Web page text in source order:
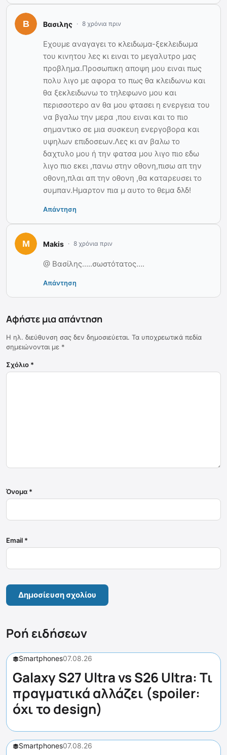
Βασιλης 8 χρόνια πριν
Εχουμε αναγαγει το κλειδωμα-ξεκλειδωμα
του κινητου λες κι ειναι το μεγαλυτρο μας
προβλημα.Προσωπικη αποψη μου ειναι πως
πολυ λιγο με αφορα το πως θα κλειδωνω και
θα ξεκλειδωνω το τηλεφωνο μου και
περισσοτερο αν θα μου φτασει η ενεργεια του
να βγαλω την μερα ,που ειναι και το πιο
σημαντικο σε μια συσκευη ενεργοβορα και
υψηλων επιδοσεων.Λες κι αν βαλω το
δαχτυλο μου ή την φατσα μου λιγο πιο εδω
λιγο πιο εκει ,πανω στην οθονη,πισω απ την
οθονη,πλαι απ την οθονη ,θα καταρευσει το
συμπαν.Ημαρτον πια μ αυτο το θεμα δλδ!
Απάντηση
Makis 8 χρόνια πριν
@ Βασίλης…..σωστότατος….
Απάντηση
Αφήστε μια απάντηση
Η ηλ. διεύθυνση σας δεν δημοσιεύεται. Τα υποχρεωτικά πεδία
σημειώνονται με *
Σχόλιο *
Όνομα *
Email *
Ροή ειδήσεων
Smartphones07.08.26
Galaxy S27 Ultra vs S26 Ultra: Τι
πραγματικά αλλάζει (spoiler:
όχι το design)
Smartphones07.08.26